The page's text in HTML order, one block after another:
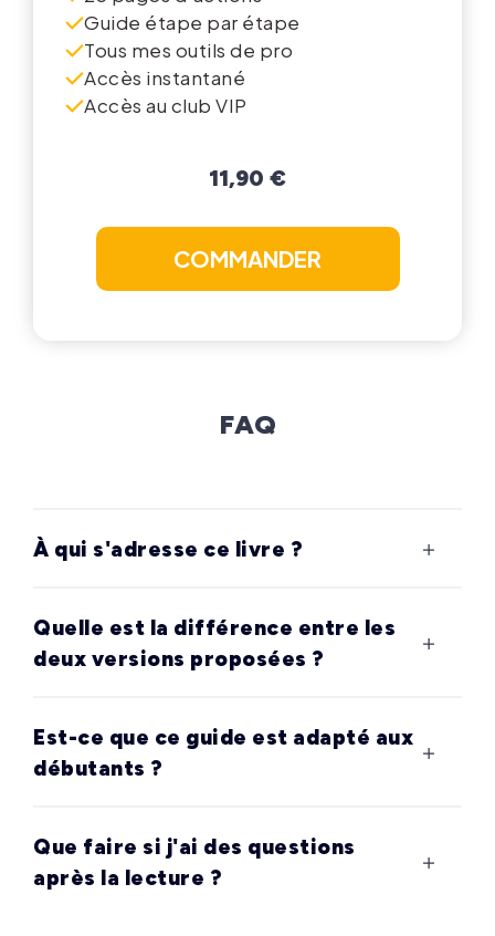
Guide étape par étape
Tous mes outils de pro
Accès instantané
Accès au club VIP
11,90 €
COMMANDER
FAQ
À qui s'adresse ce livre ?
Quelle est la différence entre les
deux versions proposées ?
Est-ce que ce guide est adapté aux
débutants ?
Que faire si j'ai des questions
après la lecture ?